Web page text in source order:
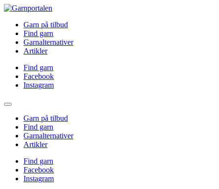
Garn på tilbud
Find garn
Garnalternativer
Artikler
Find garn
Facebook
Instagram
Garn på tilbud
Find garn
Garnalternativer
Artikler
Find garn
Facebook
Instagram